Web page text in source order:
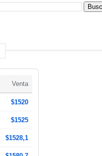
Venta
$1520
$1525
$1528,1